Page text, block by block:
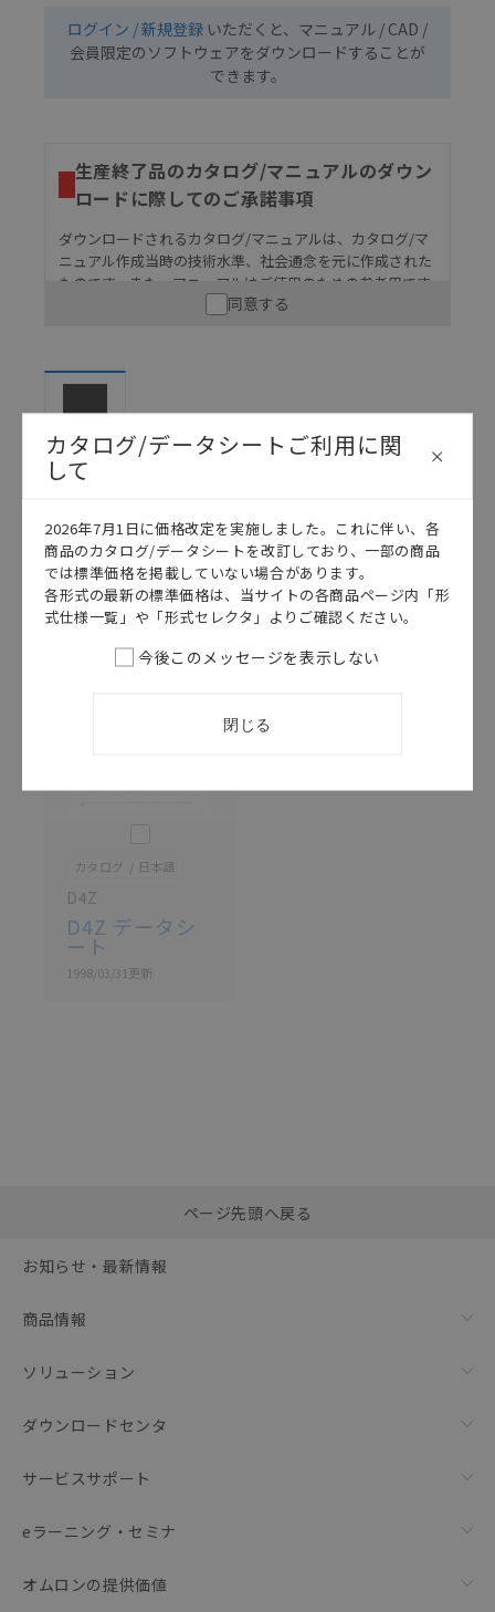
ログイン / 新規登録 いただくと、マニュアル / CAD /
会員限定のソフトウェアをダウンロードすることが
できます。
生産終了品のカタログ/マニュアルのダウン
ロードに際してのご承諾事項
ダウンロードされるカタログ/マニュアルは、カタログ/マ
ニュアル作成当時の技術水準、社会通念を元に作成された
ものです。また、マニュアルはご使用のための参考用です
ので、ご使用にあたっての安全性については十分にご配慮
うな用途に使用される場合には、システム全体として
危険を知らせたり、冗長設計により必要な安全性を確
保できるよう設計されていること、および本製品が全
体の中で意図した用途に対して適切に配電・設置され
ていることを、必ず事前に確認してください。
ン事例は参考用ですので、ご採用に際しては機器・装
置の機能や安全性をご確認のうえご使用ください。・
商品に接続される推奨機器等、現在では入手困難なも
のもそのまま記載しています。・誤字、脱字が含まれ
ている可能性がありますがご容赦ください。
記載されているサービス内容や連絡先等は作成当時の
え、ご用命下さいますようお願いいたします。
同意する
カタログ
日本語 English
カタログ 日本語
D4Z
D4Z データシ
ート
1998/03/31更新
括ダウンロード
ページ先頭へ戻る
お知らせ・最新情報
商品情報
ソリューション
ダウンロードセンタ
サービスサポート
eラーニング・セミナ
オムロンの提供価値
カタログ/データシートご利用に関
して
2026年7月1日に価格改定を実施しました。これに伴い、各
商品のカタログ/データシートを改訂しており、一部の商品
では標準価格を掲載していない場合があります。
各形式の最新の標準価格は、当サイトの各商品ページ内「形
式仕様一覧」や「形式セレクタ」よりご確認ください。
今後このメッセージを表示しない
閉じる